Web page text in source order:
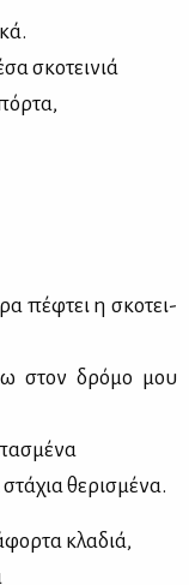
σκο­τει­νιά
πέ­φτει η σκο­τει­
στον δρό­μο μου
στά­χια θε­ρι­σμέ­να.
κλα­διά,